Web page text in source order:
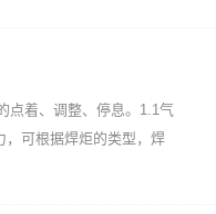
着、调整、停息。1.1气
，可根据焊炬的类型，焊